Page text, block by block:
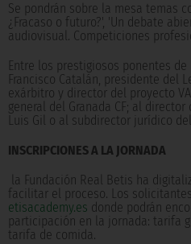
Se pondrán sobre la mesa temas
¿Fracaso o futuro?', 'Un debate
audiovisual. Competiciones
Entre los prestigiosos ponentes
Francisco Catalán, presidente del
exárbitro y director del proyecto
general del Granada CF; al
Luis Gil o al subdirector jurídico
INSCRIPCIONES A LA JORNADA
la Fundación Real Betis ha
facilitar el proceso. Los
etisacademy.es donde podrán
participación en la jornada: tarifa
tarifa de comida.